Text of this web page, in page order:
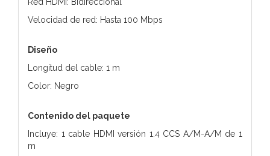
Velocidad de red: Hasta 100 Mbps
Diseño
Longitud del cable: 1 m
Color: Negro
Contenido del paquete
Incluye: 1 cable HDMI versión 1.4 CCS A/M-A/M de 1
m